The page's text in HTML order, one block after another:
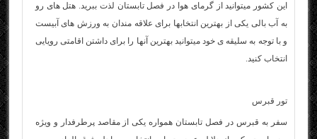
این کشور میتوانید از گرمای هوا در فصل تابستان لذت ببرید. هتل های رو
به آب بالی یکی از بهترین انتخابها برای علاقه مندان به ورزش های آبیست
و با توجه به سلیقه ی خود میتوانید بهترین آنها را برای داشتن اقامتی رویایی
انتخاب کنید.
تور قبرس
سفر به قبرس در فصل تابستان همواره یکی از مقاصد پرطرفدار و ویژه